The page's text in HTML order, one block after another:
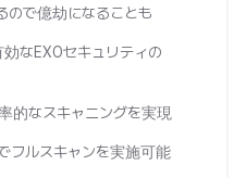
で億劫になることも
なEXOセキュリティの
的なスキャニングを実現
フルスキャンを実施可能